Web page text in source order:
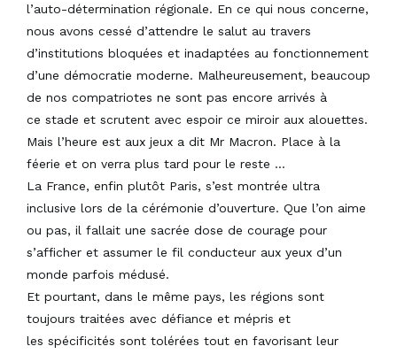
l’auto-détermination régionale. En ce qui nous concerne,
nous avons cessé d’attendre le salut au travers
d’institutions bloquées et inadaptées au fonctionnement
d’une démocratie moderne. Malheureusement, beaucoup
de nos compatriotes ne sont pas encore arrivés à
ce stade et scrutent avec espoir ce miroir aux alouettes.
Mais l’heure est aux jeux a dit Mr Macron. Place à la
féerie et on verra plus tard pour le reste …
La France, enfin plutôt Paris, s’est montrée ultra
inclusive lors de la cérémonie d’ouverture. Que l’on aime
ou pas, il fallait une sacrée dose de courage pour
s’afficher et assumer le fil conducteur aux yeux d’un
monde parfois médusé.
Et pourtant, dans le même pays, les régions sont
toujours traitées avec défiance et mépris et
les spécificités sont tolérées tout en favorisant leur